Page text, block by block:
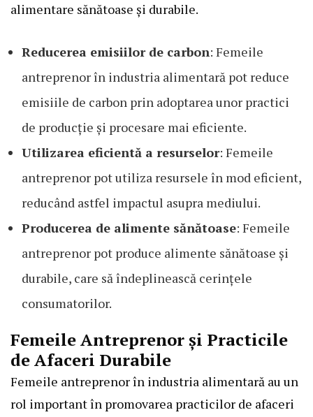
alimentare sănătoase și durabile.
Reducerea emisiilor de carbon: Femeile
antreprenor în industria alimentară pot reduce
emisiile de carbon prin adoptarea unor practici
de producție și procesare mai eficiente.
Utilizarea eficientă a resurselor: Femeile
antreprenor pot utiliza resursele în mod eficient,
reducând astfel impactul asupra mediului.
Producerea de alimente sănătoase: Femeile
antreprenor pot produce alimente sănătoase și
durabile, care să îndeplinească cerințele
consumatorilor.
Femeile Antreprenor și Practicile
de Afaceri Durabile
Femeile antreprenor în industria alimentară au un
rol important în promovarea practicilor de afaceri